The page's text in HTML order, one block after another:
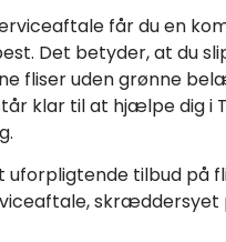
får du en
Det betyder, at du
fliser uden grønne
klar til at hjælpe dig i
uforpligtende tilbud på
skræddersyet